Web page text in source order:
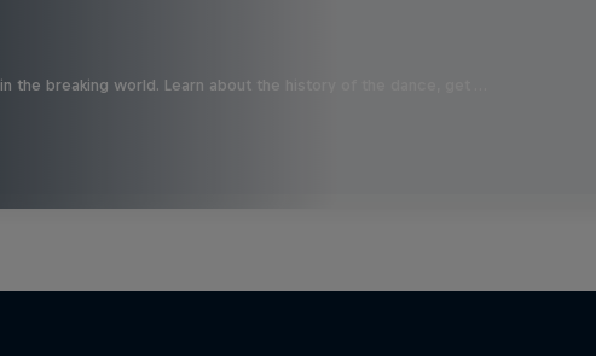
the breaking world. Learn about the history of the dance, get …